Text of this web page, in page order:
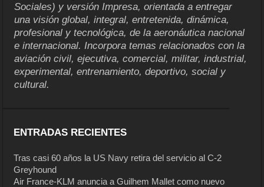
Sociales) y versión Impresa, orientada a entregar
una visión global, integral, entretenida, dinámica,
profesional y tecnológica, de la aeronáutica nacional
e internacional. Incorpora temas relacionados con la
aviación civil, ejecutiva, comercial, militar, industrial,
experimental, entrenamiento, deportivo, social y
cultural.
ENTRADAS RECIENTES
Tras casi 60 años la US Navy retira del servicio al C-2
Greyhound
Air France-KLM anuncia a Guilhem Mallet como nuevo